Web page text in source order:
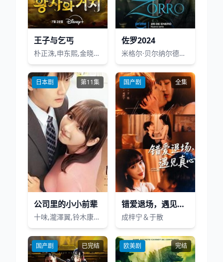
王子与乞丐
朴正洙,申东熙,金晓钟,徐英浩,金曜汉
佐罗2024
米格尔·贝尔纳尔德阿尤,费雷·马丁内兹,雷娜塔·诺特尼,帕科·图斯
日本剧 第11集
公司里的小小前辈
十味,瀧澤翼,铃木康介,雪见みと,植村飒太,花柳希,山口森广,芦原优爱,白石优爱,铃木拓
国产剧 全集
错爱退场，遇见真心
成梓宁＆于散
国产剧 已完结 欧美剧 完结